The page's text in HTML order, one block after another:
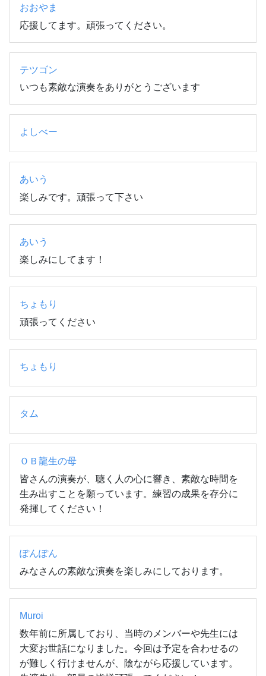
おおやま
応援してます。頑張ってください。
テツゴン
いつも素敵な演奏をありがとうございます
よしべー
あいう
楽しみです。頑張って下さい
あいう
楽しみにしてます！
ちょもり
頑張ってください
ちょもり
タム
ＯＢ龍生の母
皆さんの演奏が、聴く人の心に響き、素敵な時間を
生み出すことを願っています。練習の成果を存分に
発揮してください！
ぽんぽん
みなさんの素敵な演奏を楽しみにしております。
Muroi
数年前に所属しており、当時のメンバーや先生には
大変お世話になりました。今回は予定を合わせるの
が難しく行けませんが、陰ながら応援しています。